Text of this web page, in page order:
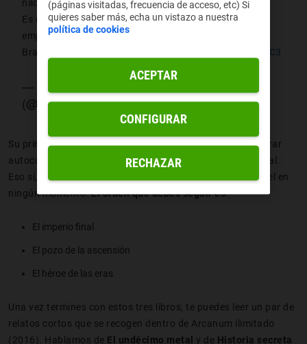
nacidos de la bruma y estoy sin palabras
Es de lo mejor que he leído en mi vida, estoy deseando
empezarme el segundo
Brando sanderson te quiero
pic.twitter.com/H7qskjkdC3
— 𝑷𝒂𝒐 𝑬𝒔𝒒𝒖𝒊𝒓𝒍𝒂𝒅𝒂 🤍#MañanaAzul
(@PaoEsquirlada)November 11, 2022
Su primer libro,El imperio final (2006), se podría considerar
autoconclusivo, ya que le da un cierre a la historia principal.
Eso sí, las continuaciones siguen la línea y no bajan el nivel en
ningún momento.El orden que debes seguir es:
El imperio final
El pozo de la ascensión
El héroe de las eras
Una vez termines con estos tres libros, te puedes leer un par de
relatos cortos que se recogen dentro de Arcanum ilimitado
(2016). Hablamos de El undécimo metal y de Historia secreta
(páginas visitadas, frecuencia de acceso, etc) Si
quieres saber más, echa un vistazo a nuestra
política de cookies
RECHAZAR
ACEPTAR
CONFIGURAR